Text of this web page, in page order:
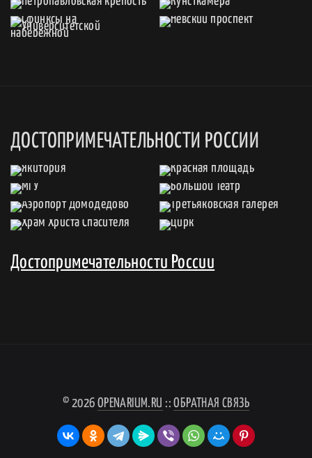
ДОСТОПРИМЕЧАТЕЛЬНОСТИ РОССИИ
Достопримечательности России
© 2026 OPENARIUM.RU ::ОБРАТНАЯ СВЯЗЬ